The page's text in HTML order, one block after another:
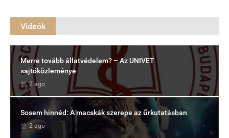
Videók
Merre tovább állatvédelem? – Az UNIVET
sajtóközleménye
2 ago
Sosem hinnéd: A macskák szerepe az űrkutatásban
2 ago